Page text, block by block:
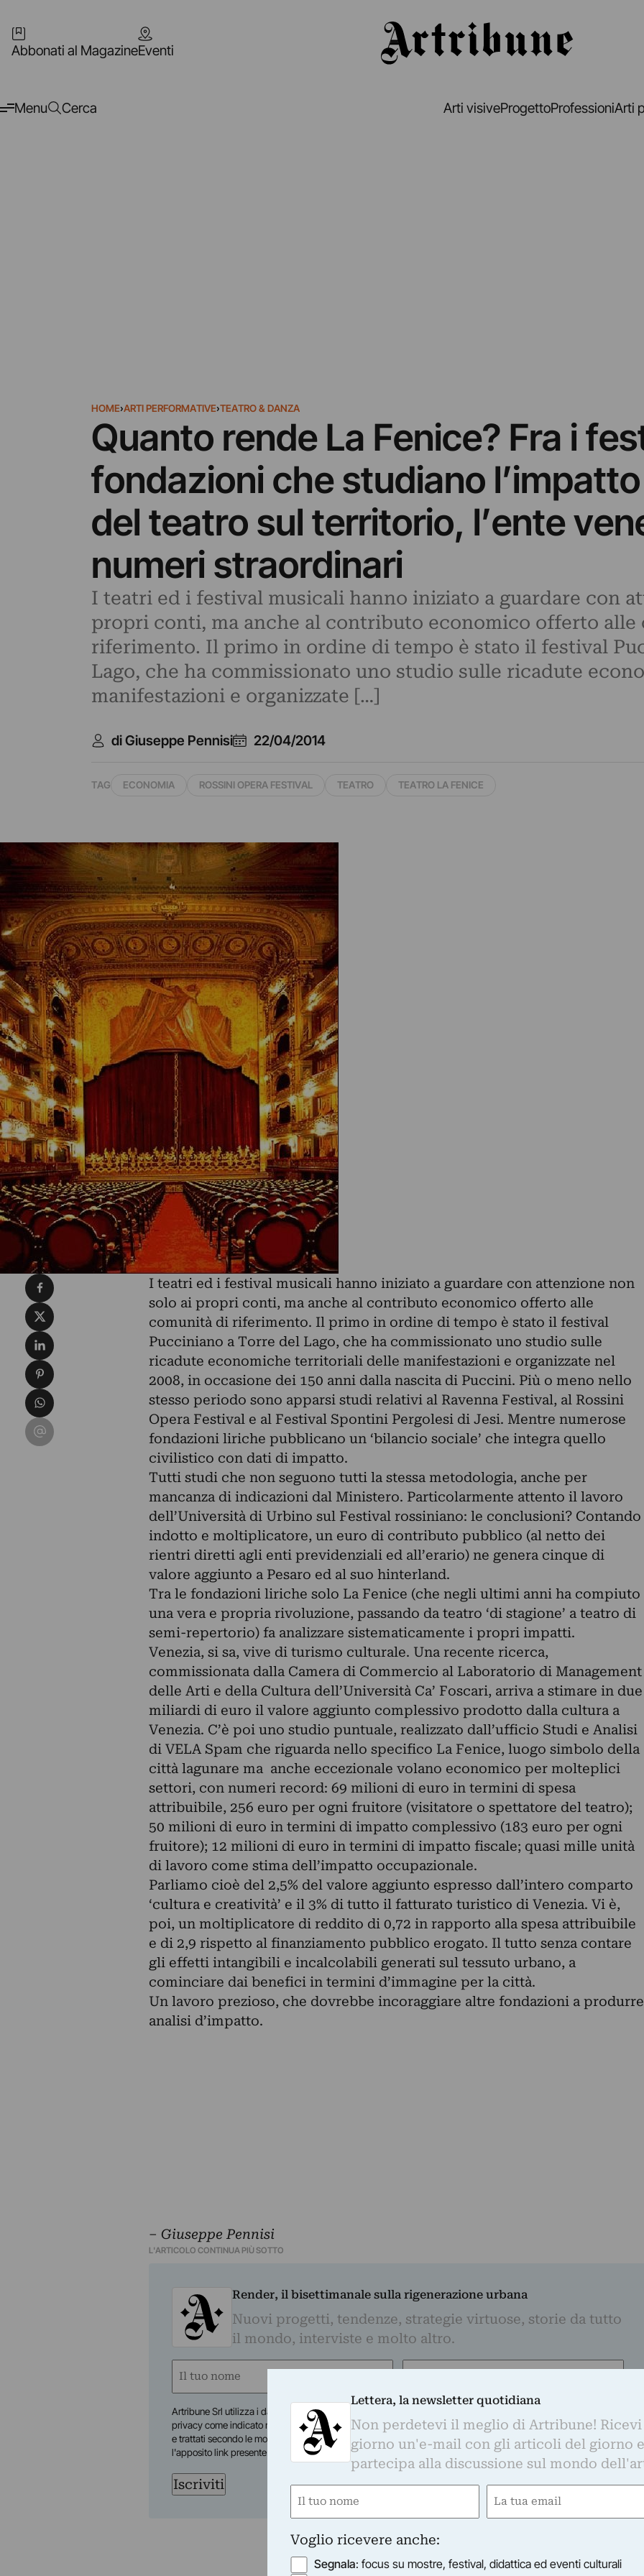
Abbonati al MagazineEventi
Menu Cerca Arti visiveProgettoProfessioniArti
HOME›ARTI PERFORMATIVE›TEATRO & DANZA
Quanto rende La Fenice? Fra i
fondazioni che studiano
del teatro sul territorio, l’ente
numeri straordinari
I teatri ed i festival musicali hanno iniziato a guardare con
propri conti, ma anche al contributo economico offerto alle
riferimento. Il primo in ordine di tempo è stato il festival
Lago, che ha commissionato uno studio sulle ricadute
manifestazioni e organizzate […]
di Giuseppe Pennisi 22/04/2014
TAG ECONOMIA ROSSINI OPERA FESTIVAL TEATRO TEATRO LA FENICE
I teatri ed i festival musicali hanno iniziato a guardare con attenzione non
solo ai propri conti, ma anche al contributo economico offerto alle
comunità di riferimento. Il primo in ordine di tempo è stato il festival
Pucciniano a Torre del Lago, che ha commissionato uno studio sulle
ricadute economiche territoriali delle manifestazioni e organizzate nel
2008, in occasione dei 150 anni dalla nascita di Puccini. Più o meno nello
stesso periodo sono apparsi studi relativi al Ravenna Festival, al Rossini
Opera Festival e al Festival Spontini Pergolesi di Jesi. Mentre numerose
fondazioni liriche pubblicano un ‘bilancio sociale’ che integra quello
civilistico con dati di impatto.
Tutti studi che non seguono tutti la stessa metodologia, anche per
mancanza di indicazioni dal Ministero. Particolarmente attento il lavoro
dell’Università di Urbino sul Festival rossiniano: le conclusioni? Contando
indotto e moltiplicatore, un euro di contributo pubblico (al netto dei
rientri diretti agli enti previdenziali ed all’erario) ne genera cinque di
valore aggiunto a Pesaro ed al suo hinterland.
Tra le fondazioni liriche solo La Fenice (che negli ultimi anni ha compiuto
una vera e propria rivoluzione, passando da teatro ‘di stagione’ a teatro di
semi-repertorio) fa analizzare sistematicamente i propri impatti.
Venezia, si sa, vive di turismo culturale. Una recente ricerca,
commissionata dalla Camera di Commercio al Laboratorio di Management
delle Arti e della Cultura dell’Università Ca’ Foscari, arriva a stimare in due
miliardi di euro il valore aggiunto complessivo prodotto dalla cultura a
Venezia. C’è poi uno studio puntuale, realizzato dall’ufficio Studi e Analisi
di VELA Spam che riguarda nello specifico La Fenice, luogo simbolo della
città lagunare ma anche eccezionale volano economico per molteplici
settori, con numeri record: 69 milioni di euro in termini di spesa
attribuibile, 256 euro per ogni fruitore (visitatore o spettatore del teatro);
50 milioni di euro in termini di impatto complessivo (183 euro per ogni
fruitore); 12 milioni di euro in termini di impatto fiscale; quasi mille unità
di lavoro come stima dell’impatto occupazionale.
Parliamo cioè del 2,5% del valore aggiunto espresso dall’intero comparto
‘cultura e creatività’ e il 3% di tutto il fatturato turistico di Venezia. Vi è,
poi, un moltiplicatore di reddito di 0,72 in rapporto alla spesa attribuibile
e di 2,9 rispetto al finanziamento pubblico erogato. Il tutto senza contare
gli effetti intangibili e incalcolabili generati sul tessuto urbano, a
cominciare dai benefici in termini d’immagine per la città.
Un lavoro prezioso, che dovrebbe incoraggiare altre fondazioni a produrre
analisi d’impatto.
– Giuseppe Pennisi
L'ARTICOLO CONTINUA PIÙ SOTTO
Render, il bisettimanale sulla rigenerazione urbana
Nuovi progetti, tendenze, strategie virtuose, storie da tutto
il mondo, interviste e molto altro.
Nome
Email
Artribune Srl utilizza i dati da te forniti per tenerti informato con regolarità sul mondo dell'arte, nel rispetto della
privacy come indicato nella
nostra informativa . Iscrivendoti i tuoi dati personali verranno trasferiti su MailChimp
e trattati secondo le modalità riportate in questa informativa
. Potrai disiscriverti in qualsiasi momento con
l'apposito link presente nelle email.
Iscriviti
Condividi su Facebook
Condividi su X
Condividi su LinkedIn
Condividi su Pinterest
Condividi su WhatsApp
Condividi su Email
Lettera, la newsletter quotidiana
Non perdetevi il meglio di Artribune! Ricevi
giorno un'e-mail con gli articoli del giorno e
partecipa alla discussione sul mondo
Nome
Email
Voglio ricevere anche:
Segnala: focus su mostre, festival, didattica ed eventi culturali